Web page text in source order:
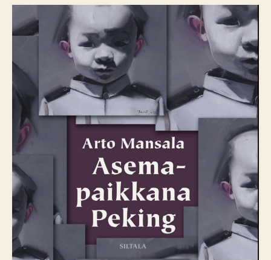
Arto
Mansala
–
Peking